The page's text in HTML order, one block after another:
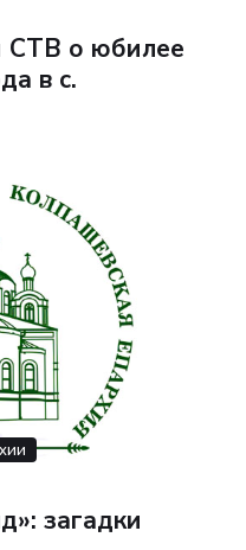
СТВ о юбилее
в с.
загадки